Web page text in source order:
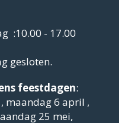
:10.00 - 17.00
gesloten.
feestdagen:
maandag 6 april ,
25 mei,